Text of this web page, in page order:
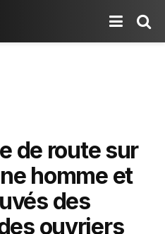
de route sur
homme et
des
ouvriers